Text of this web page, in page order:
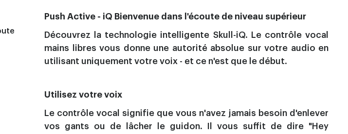
Push Active - iQ Bienvenue dans l'écoute de niveau supérieur
Découvrez la technologie intelligente Skull-iQ. Le contrôle vocal
mains libres vous donne une autorité absolue sur votre audio en
utilisant uniquement votre voix - et ce n'est que le début.
Utilisez votre voix
Le contrôle vocal signifie que vous n'avez jamais besoin d'enlever
vos gants ou de lâcher le guidon. Il vous suffit de dire "Hey